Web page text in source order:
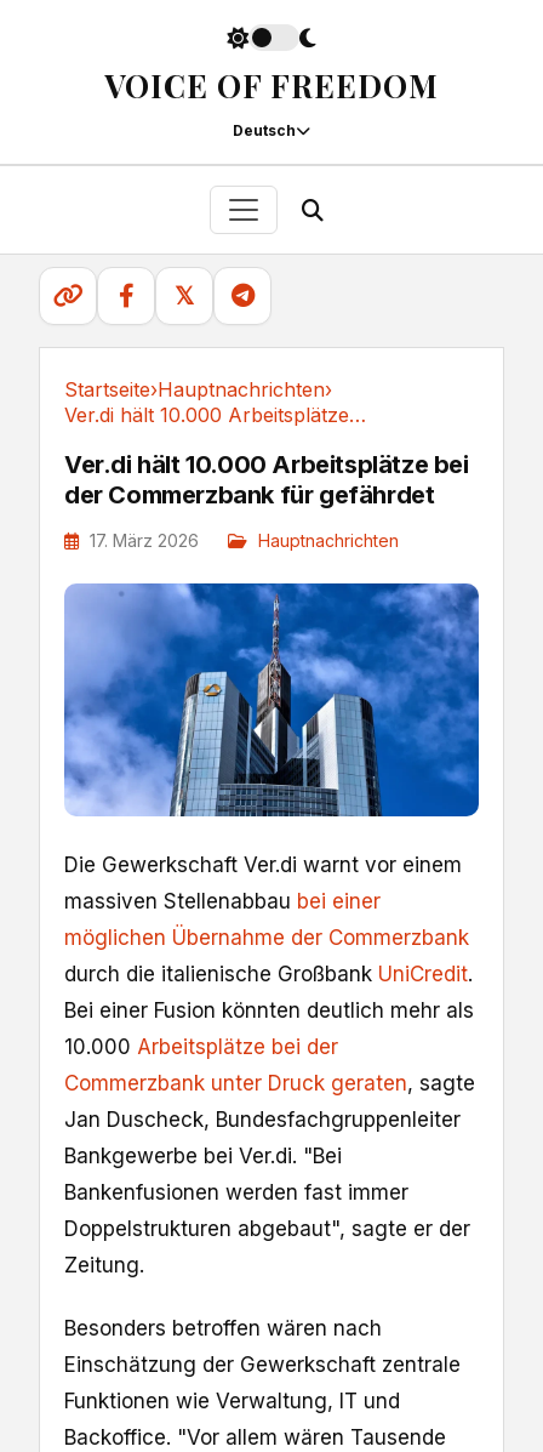
VOICE OF FREEDOM
Deutsch
𝕏
Startseite›Hauptnachrichten›
Ver.di hält 10.000 Arbeitsplätze bei der...
Ver.di hält 10.000 Arbeitsplätze bei
der Commerzbank für gefährdet
17. März 2026 Hauptnachrichten
Die ​Gewerkschaft Ver.di warnt vor einem
massiven Stellenabbau bei einer
möglichen Übernahme der Commerzbank
durch die italienische Großbank UniCredit. ​
Bei einer Fusion ⁠könnten deutlich mehr als
10.000 ​ Arbeitsplätze bei der
Commerzbank unter Druck geraten, ‌sagte
⁠Jan Duscheck, ​Bundesfachgruppenleiter
Bankgewerbe bei Ver.di. "Bei
Bankenfusionen werden fast immer
Doppelstrukturen ​abgebaut", sagte er der
Zeitung.
Besonders betroffen wären nach
Einschätzung der Gewerkschaft zentrale
Funktionen wie Verwaltung, IT und
Backoffice. "Vor allem wären Tausende